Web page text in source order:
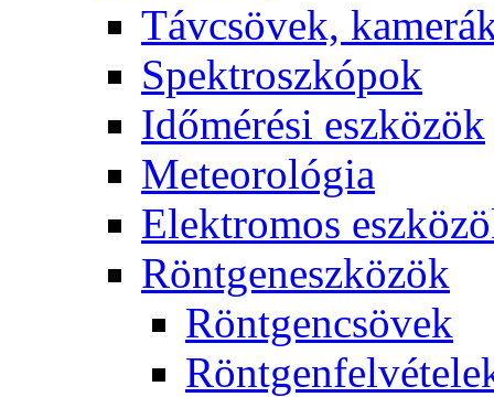
Táv­csö­vek,
Spekt­rosz­kó­pok
Idő­mé­ré­si esz­kö­zök
Me­te­o­ro­ló­gia
Elekt­ro­mos
Rönt­gen­esz­kö­zök
Rönt­gen­csö­vek